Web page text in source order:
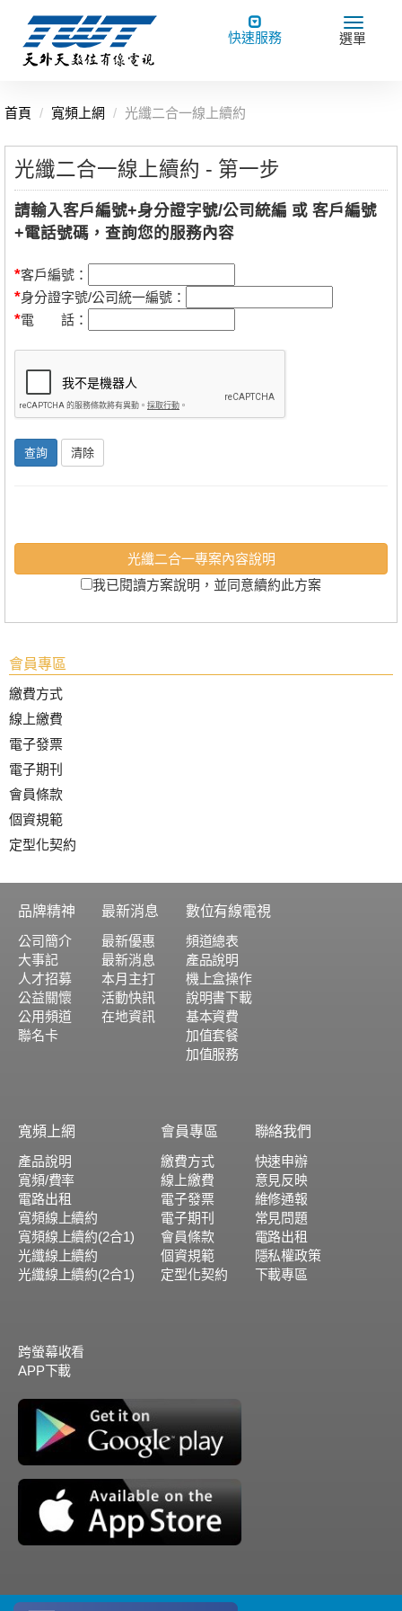
Toggle
navigation
快速服務
Toggle
選單
首頁 寬頻上網 光纖二合一線上續約
光纖二合一線上續約 - 第一步
請輸入客戶編號+身分證字號/公司統編 或 客戶編號
+電話號碼，查詢您的服務內容
*客戶編號：
*身分證字號/公司統一編號：
*電 話：
光纖二合一專案內容說明
我已閱讀方案說明，並同意續約此方案
會員專區
繳費方式
線上繳費
電子發票
電子期刊
會員條款
個資規範
定型化契約
品牌精神
公司簡介
大事記
人才招募
公益關懷
公用頻道
聯名卡
最新消息
最新優惠
最新消息
本月主打
活動快訊
在地資訊
數位有線電視
頻道總表
產品說明
機上盒操作
說明書下載
基本資費
加值套餐
加值服務
寬頻上網
產品說明
寬頻/費率
電路出租
寬頻線上續約
寬頻線上續約(2合1)
光纖線上續約
光纖線上續約(2合1)
會員專區
繳費方式
線上繳費
電子發票
電子期刊
會員條款
個資規範
定型化契約
聯絡我們
快速申辦
意見反映
維修通報
常見問題
電路出租
隱私權政策
下載專區
跨螢幕收看
APP下載